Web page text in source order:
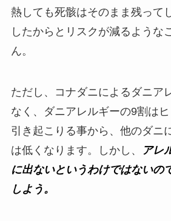
熱しても死骸はそのまま残って
したからとリスクが減るような
ん。
ただし、コナダニによるダニア
なく、ダニアレルギーの9割は
引き起こりる事から、他のダニ
は低くなります。しかし、
アレ
に出ないというわけではないの
しよう。